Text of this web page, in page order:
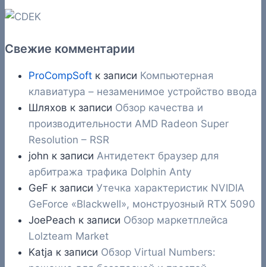
Свежие комментарии
ProCompSoft к записи Компьютерная
клавиатура – незаменимое устройство ввода
Шляхов к записи Обзор качества и
производительности AMD Radeon Super
Resolution – RSR
john к записи Антидетект браузер для
арбитража трафика Dolphin Anty
GeF к записи Утечка характеристик NVIDIA
GeForce «Blackwell», монструозный RTX 5090
JoePeach к записи Обзор маркетплейса
Lolzteam Market
Katja к записи Обзор Virtual Numbers: